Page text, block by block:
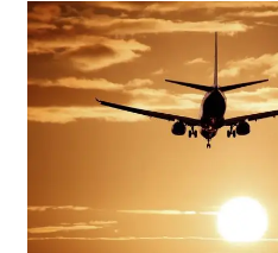
Croatie
:
Adieu
aux
contrôles
Schengen